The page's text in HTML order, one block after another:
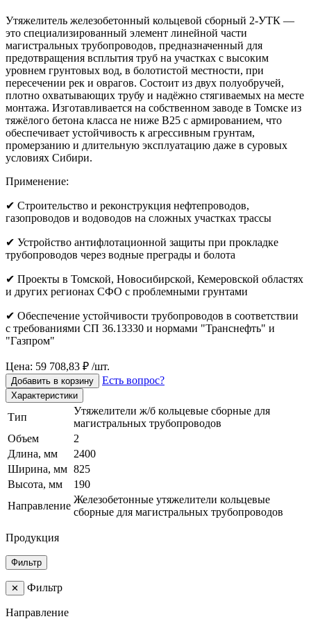
Утяжелитель железобетонный кольцевой сборный 2-УТК —
это специализированный элемент линейной части
магистральных трубопроводов, предназначенный для
предотвращения всплытия труб на участках с высоким
уровнем грунтовых вод, в болотистой местности, при
пересечении рек и оврагов. Состоит из двух полуобручей,
плотно охватывающих трубу и надёжно стягиваемых на месте
монтажа. Изготавливается на собственном заводе в Томске из
тяжёлого бетона класса не ниже B25 с армированием, что
обеспечивает устойчивость к агрессивным грунтам,
промерзанию и длительную эксплуатацию даже в суровых
условиях Сибири.
Применение:
✔ Строительство и реконструкция нефтепроводов,
газопроводов и водоводов на сложных участках трассы
✔ Устройство антифлотационной защиты при прокладке
трубопроводов через водные преграды и болота
✔ Проекты в Томской, Новосибирской, Кемеровской областях
и других регионах СФО с проблемными грунтами
✔ Обеспечение устойчивости трубопроводов в соответствии
с требованиями СП 36.13330 и нормами "Транснефть" и
"Газпром"
Цена: 59 708,83 ₽ /шт.
Добавить в корзину Есть вопрос?
Характеристики
Тип
Утяжелители ж/б кольцевые сборные для
магистральных трубопроводов
Объем
2
Длина, мм
2400
Ширина, мм 825
Высота, мм
190
Направление
Железобетонные утяжелители кольцевые
сборные для магистральных трубопроводов
Продукция
Фильтр
✕ Фильтр
Направление